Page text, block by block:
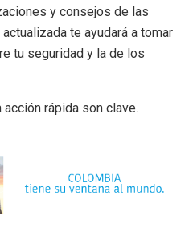
y consejos de las
te ayudará a tomar
tu seguridad y la de los
acción rápida son clave.